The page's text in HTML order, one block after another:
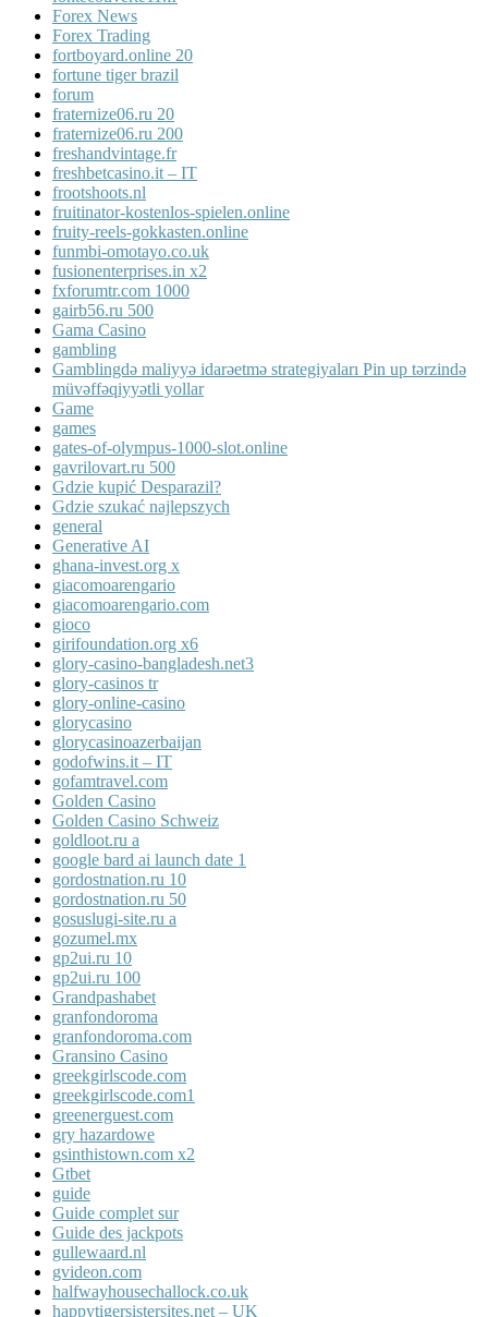
Forex News
Forex Trading
fortboyard.online 20
fortune tiger brazil
forum
fraternize06.ru 20
fraternize06.ru 200
freshandvintage.fr
freshbetcasino.it – IT
frootshoots.nl
fruitinator-kostenlos-spielen.online
fruity-reels-gokkasten.online
funmbi-omotayo.co.uk
fusionenterprises.in x2
fxforumtr.com 1000
gairb56.ru 500
Gama Casino
gambling
Gamblingdə maliyyə idarəetmə strategiyaları Pin up tərzində
müvəffəqiyyətli yollar
Game
games
gates-of-olympus-1000-slot.online
gavrilovart.ru 500
Gdzie kupić Desparazil?
Gdzie szukać najlepszych
general
Generative AI
ghana-invest.org x
giacomoarengario
giacomoarengario.com
gioco
girifoundation.org x6
glory-casino-bangladesh.net3
glory-casinos tr
glory-online-casino
glorycasino
glorycasinoazerbaijan
godofwins.it – IT
gofamtravel.com
Golden Casino
Golden Casino Schweiz
goldloot.ru a
google bard ai launch date 1
gordostnation.ru 10
gordostnation.ru 50
gosuslugi-site.ru a
gozumel.mx
gp2ui.ru 10
gp2ui.ru 100
Grandpashabet
granfondoroma
granfondoroma.com
Gransino Casino
greekgirlscode.com
greekgirlscode.com1
greenerguest.com
gry hazardowe
gsinthistown.com x2
Gtbet
guide
Guide complet sur
Guide des jackpots
gullewaard.nl
gvideon.com
halfwayhousechallock.co.uk
happytigersistersites.net – UK